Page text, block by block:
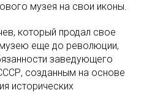
музея на свои иконы.
который продал свое
еще до революции,
заведующего
созданным на основе
исторических